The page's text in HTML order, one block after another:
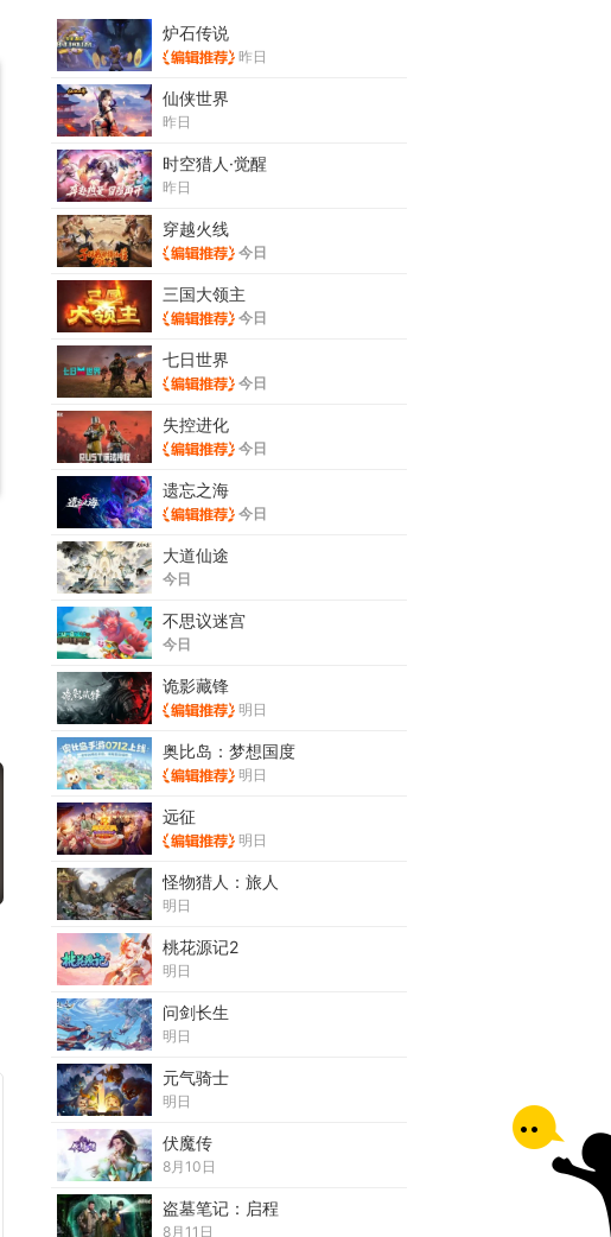
炉石传说
昨日
仙侠世界
昨日
时空猎人·觉醒
昨日
穿越火线
今日
三国大领主
今日
七日世界
今日
失控进化
今日
遗忘之海
今日
大道仙途
今日
不思议迷宫
今日
诡影藏锋
明日
奥比岛：梦想国度
明日
远征
明日
怪物猎人：旅人
明日
桃花源记2
明日
问剑长生
明日
元气骑士
明日
伏魔传
8月10日
盗墓笔记：启程
8月11日